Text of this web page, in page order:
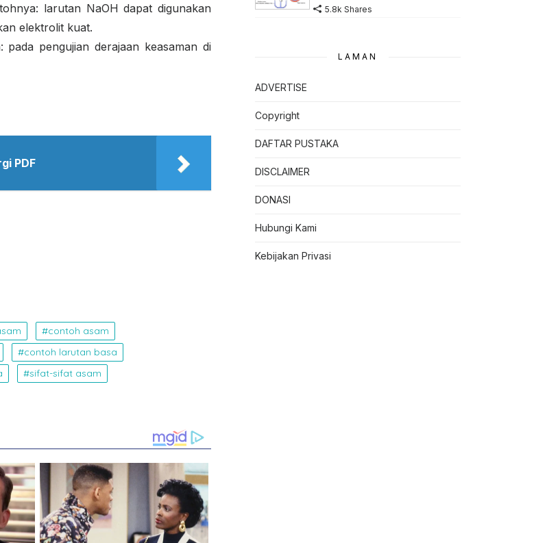
larutan NaOH dapat digunakan
elektrolit kuat.
pengujian derajaan keasaman di
PDF
contoh asam
contoh larutan basa
sifat-sifat asam
5.8k Shares
LAMAN
ADVERTISE
Copyright
DAFTAR PUSTAKA
DISCLAIMER
DONASI
Hubungi Kami
Kebijakan Privasi